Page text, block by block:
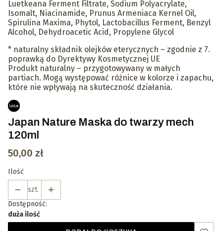
Luetkeana Ferment Filtrate, Sodium Polyacrylate,
Isomalt, Niacinamide, Prunus Armeniaca Kernel Oil,
Spirulina Maxima, Phytol, Lactobacillus Ferment, Benzyl
Alcohol, Dehydroacetic Acid, Propylene Glycol
* naturalny składnik olejków eterycznych – zgodnie z 7.
poprawką do Dyrektywy Kosmetycznej UE
Produkt naturalny – przygotowywany w małych
partiach. Mogą występować różnice w kolorze i zapachu,
które nie wpływają na skuteczność działania.
Japan Nature Maska do twarzy mech
120ml
Cena
50,00 zł
Ilość
szt.
Dostępność:
duża ilość